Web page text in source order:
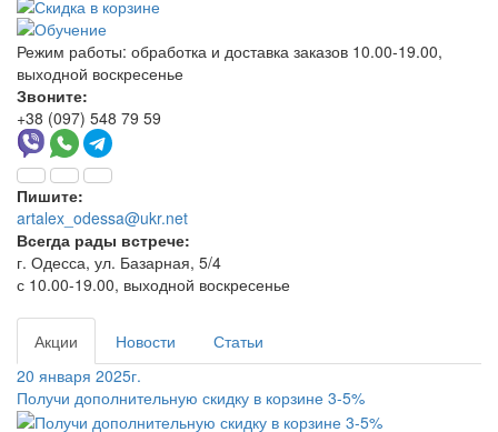
Режим работы: обработка и доставка заказов 10.00-19.00,
выходной воскресенье
Звоните:
+38 (097) 548 79 59
Пишите:
artalex_odessa@ukr.net
Всегда рады встрече:
г. Одесса, ул. Базарная, 5/4
с 10.00-19.00, выходной воскресенье
Акции Новости
Статьи
20 января 2025г.
Получи дополнительную скидку в корзине 3-5%